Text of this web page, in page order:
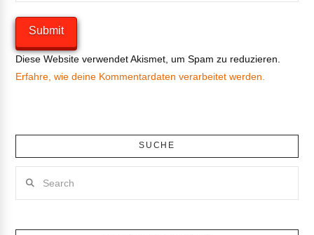
Diese Website verwendet Akismet, um Spam zu reduzieren.
Erfahre, wie deine Kommentardaten verarbeitet werden.
SUCHE